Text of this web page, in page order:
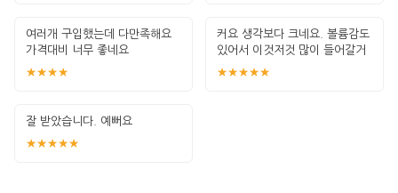
여러개 구입했는데 다만족해요
가격대비 너무 좋네요
★★★★
커요 생각보다 크네요. 볼륨감도
있어서 이것저것 많이 들어갈거
같아 실용
★★★★★
잘 받았습니다. 예뻐요
★★★★★